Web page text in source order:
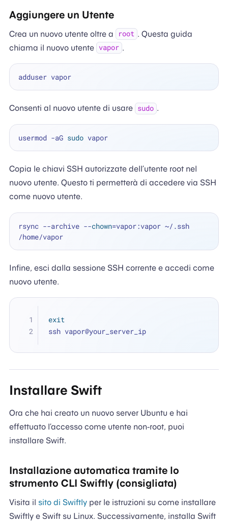
Aggiungere un Utente
Crea un nuovo utente oltre a root . Questa guida
chiama il nuovo utente vapor .
Consenti al nuovo utente di usare sudo .
usermod -aG sudo
Copia le chiavi SSH autorizzate dell’utente root nel
nuovo utente. Questo ti permetterà di accedere via SSH
come nuovo utente.
rsync --archive --chown=vapor:vapor ~/.ssh
Infine, esci dalla sessione SSH corrente e accedi come
nuovo utente.
exit
ssh vapor@your_server_ip
Installare Swift
Ora che hai creato un nuovo server Ubuntu e hai
effettuato l’accesso come utente non-root, puoi
installare Swift.
Installazione automatica tramite lo
strumento CLI Swiftly (consigliata)
Visita il sito di Swiftlyper le istruzioni su come installare
Swiftly e Swift su Linux. Successivamente, installa Swift